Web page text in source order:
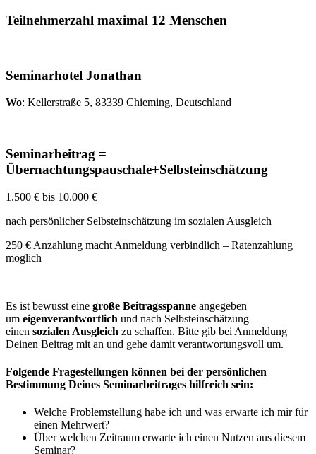
Teilnehmerzahl maximal 12 Menschen
Seminarhotel Jonathan
Wo: Kellerstraße 5, 83339 Chieming, Deutschland
Seminarbeitrag =
Übernachtungspauschale+Selbsteinschätzung
1.500 € bis 10.000 €
nach persönlicher Selbsteinschätzung im sozialen Ausgleich
250 € Anzahlung macht Anmeldung verbindlich – Ratenzahlung
möglich
Es ist bewusst eine große Beitragsspanne angegeben
um eigenverantwortlich und nach Selbsteinschätzung
einen sozialen Ausgleich zu schaffen. Bitte gib bei Anmeldung
Deinen Beitrag mit an und gehe damit verantwortungsvoll um.
Folgende Fragestellungen können bei der persönlichen
Bestimmung Deines Seminarbeitrages hilfreich sein:
Welche Problemstellung habe ich und was erwarte ich mir für
einen Mehrwert?
Über welchen Zeitraum erwarte ich einen Nutzen aus diesem
Seminar?